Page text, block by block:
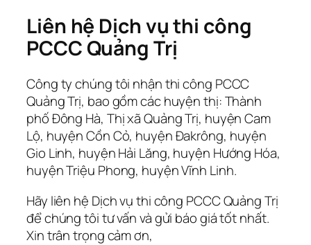
Liên hệ Dịch vụ thi công
PCCC Quảng Trị
Công ty chúng tôi nhận thi công PCCC
Quảng Trị, bao gồm các huyện thị: Thành
phố Đông Hà, Thị xã Quảng Trị, huyện Cam
Lộ, huyện Cồn Cỏ, huyện Đakrông, huyện
Gio Linh, huyện Hải Lăng, huyện Hướng Hóa,
huyện Triệu Phong, huyện Vĩnh Linh.
Hãy liên hệ Dịch vụ thi công PCCC Quảng Trị
để chúng tôi tư vấn và gửi báo giá tốt nhất.
Xin trân trọng cảm ơn,